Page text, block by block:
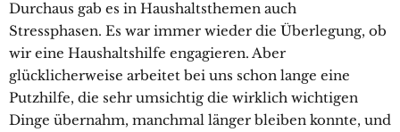
Durchaus gab es in Haushaltsthemen auch
Stressphasen. Es war immer wieder die Überlegung, ob
wir eine Haushaltshilfe engagieren. Aber
glücklicherweise arbeitet bei uns schon lange eine
Putzhilfe, die sehr umsichtig die wirklich wichtigen
Dinge übernahm, manchmal länger bleiben konnte, und